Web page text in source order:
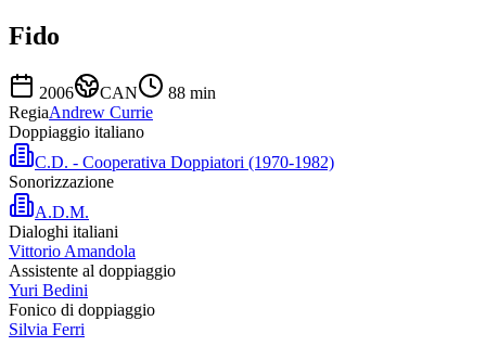
Fido
2006 CAN 88 min
RegiaAndrew Currie
Doppiaggio italiano
C.D. - Cooperativa Doppiatori (1970-1982)
Sonorizzazione
A.D.M.
Dialoghi italiani
Vittorio Amandola
Assistente al doppiaggio
Yuri Bedini
Fonico di doppiaggio
Silvia Ferri